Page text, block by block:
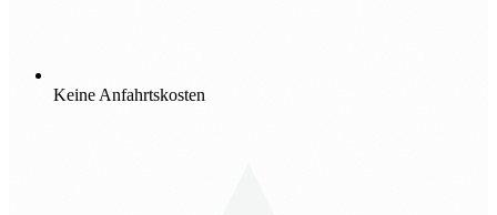
Keine Anfahrtskosten